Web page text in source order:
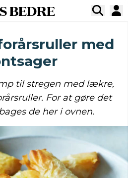
BEDRE
med
til stregen med lækre,
For at gøre det
de her i ovnen.